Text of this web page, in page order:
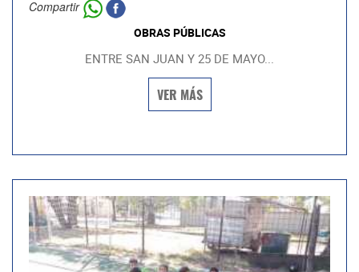
Compartir
OBRAS PÚBLICAS
ENTRE SAN JUAN Y 25 DE MAYO...
VER MÁS